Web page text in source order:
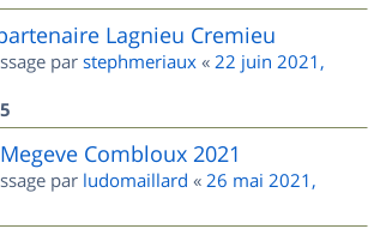
Lagnieu Cremieu
par stephmeriaux « 22 juin 2021,
5
Combloux 2021
par ludomaillard « 26 mai 2021,